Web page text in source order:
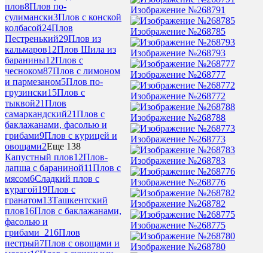
плов8Плов по-
сулимански3Плов с конской
колбасой24Плов
Пестренький29Плов из
кальмаров12Плов Шила из
баранины12Плов с
чесноком87Плов с лимоном
и пармезаном5Плов по-
грузински15Плов с
тыквой21Плов
самаркандский21Плов с
баклажанами, фасолью и
грибами9Плов с курицей и
овощами2Еще 138
Капустный плов12Плов-
лапша с бараниной11Плов с
мясом6Сладкий плов с
курагой19Плов с
гранатом13Ташкентский
плов16Плов с баклажанами,
фасолью и
грибами_216Плов
пестрый7Плов с овощами и
Изображение №268791
Изображение №268785
Изображение №268793
Изображение №268777
Изображение №268772
Изображение №268788
Изображение №268773
Изображение №268783
Изображение №268776
Изображение №268782
Изображение №268775
Изображение №268780